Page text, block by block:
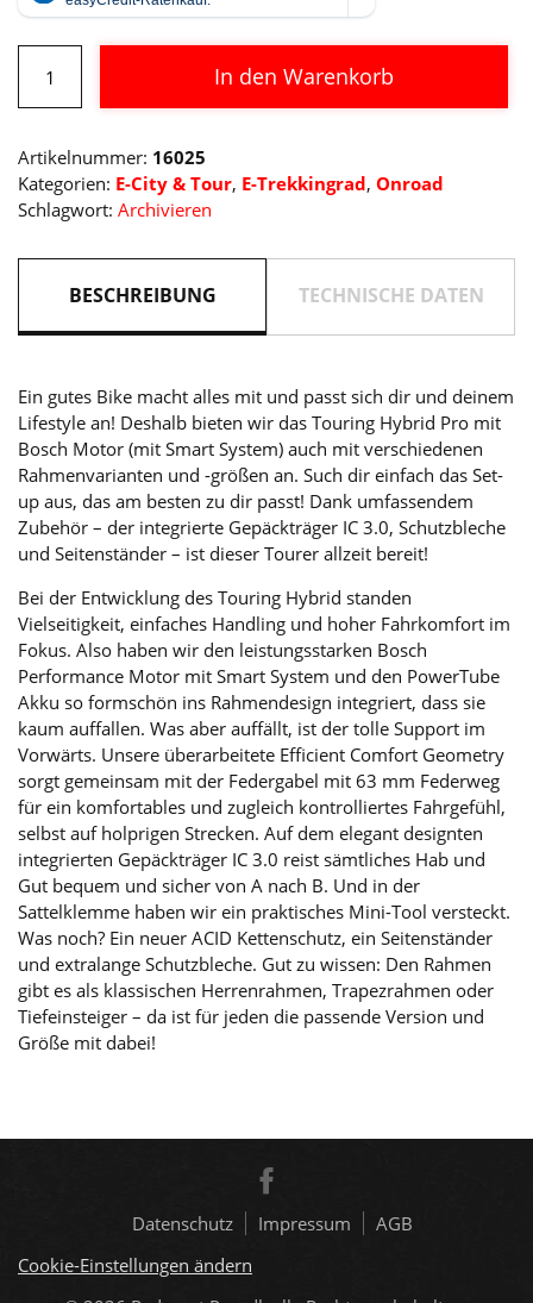
Touring
Hybrid
625
Menge
In den Warenkorb
Artikelnummer: 16025
Kategorien: E-City & Tour, E-Trekkingrad, Onroad
Schlagwort: Archivieren
BESCHREIBUNG TECHNISCHE DATEN
Ein gutes Bike macht alles mit und passt sich dir und deinem
Lifestyle an! Deshalb bieten wir das Touring Hybrid Pro mit
Bosch Motor (mit Smart System) auch mit verschiedenen
Rahmenvarianten und -größen an. Such dir einfach das Set-
up aus, das am besten zu dir passt! Dank umfassendem
Zubehör – der integrierte Gepäckträger IC 3.0, Schutzbleche
und Seitenständer – ist dieser Tourer allzeit bereit!
Bei der Entwicklung des Touring Hybrid standen
Vielseitigkeit, einfaches Handling und hoher Fahrkomfort im
Fokus. Also haben wir den leistungsstarken Bosch
Performance Motor mit Smart System und den PowerTube
Akku so formschön ins Rahmendesign integriert, dass sie
kaum auffallen. Was aber auffällt, ist der tolle Support im
Vorwärts. Unsere überarbeitete Efficient Comfort Geometry
sorgt gemeinsam mit der Federgabel mit 63 mm Federweg
für ein komfortables und zugleich kontrolliertes Fahrgefühl,
selbst auf holprigen Strecken. Auf dem elegant designten
integrierten Gepäckträger IC 3.0 reist sämtliches Hab und
Gut bequem und sicher von A nach B. Und in der
Sattelklemme haben wir ein praktisches Mini-Tool versteckt.
Was noch? Ein neuer ACID Kettenschutz, ein Seitenständer
und extralange Schutzbleche. Gut zu wissen: Den Rahmen
gibt es als klassischen Herrenrahmen, Trapezrahmen oder
Tiefeinsteiger – da ist für jeden die passende Version und
Größe mit dabei!
Datenschutz Impressum
AGB
Cookie-Einstellungen ändern